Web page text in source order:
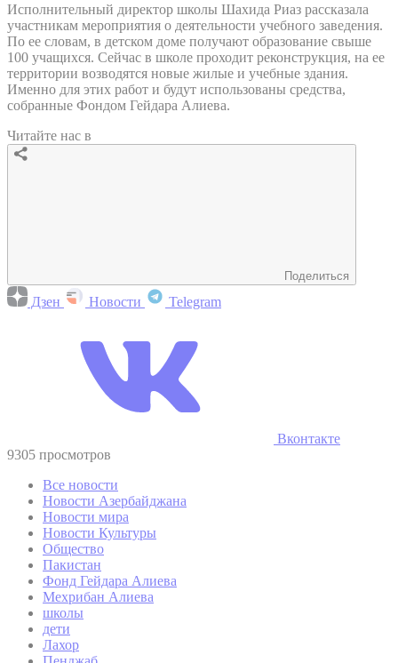
Исполнительный директор школы Шахида Риаз рассказала
участникам мероприятия о деятельности учебного заведения.
По ее словам, в детском доме получают образование свыше
100 учащихся. Сейчас в школе проходит реконструкция, на ее
территории возводятся новые жилые и учебные здания.
Именно для этих работ и будут использованы средства,
собранные Фондом Гейдара Алиева.
Читайте нас в
Поделиться
Дзен Новости Telegram
Вконтакте
9305 просмотров
Все новости
Новости Азербайджана
Новости мира
Новости Культуры
Общество
Пакистан
Фонд Гейдара Алиева
Мехрибан Алиева
школы
дети
Лахор